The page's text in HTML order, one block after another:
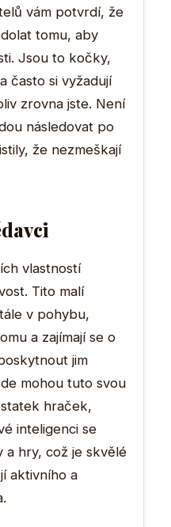
vám potvrdí, že
tomu, aby
Jsou to kočky,
často si vyžadují
zrovna jste. Není
následovat po
že nezmeškají
vlastností
Tito malí
v pohybu,
a zajímají se o
jim
mohou tuto svou
hraček,
inteligenci se
a hry, což je skvělé
aktivního a